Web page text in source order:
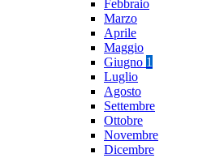
Febbraio
Marzo
Aprile
Maggio
Giugno 1
Luglio
Agosto
Settembre
Ottobre
Novembre
Dicembre